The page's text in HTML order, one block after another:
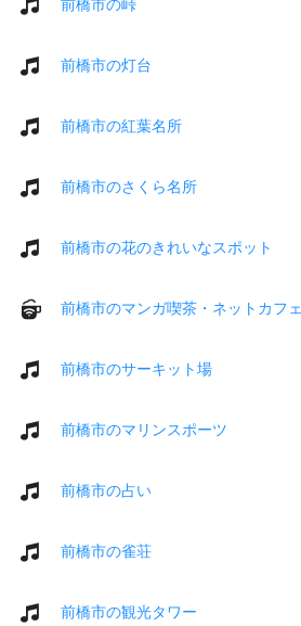
前橋市の峠
前橋市の灯台
前橋市の紅葉名所
前橋市のさくら名所
前橋市の花のきれいなスポット
前橋市のマンガ喫茶・ネットカフェ
前橋市のサーキット場
前橋市のマリンスポーツ
前橋市の占い
前橋市の雀荘
前橋市の観光タワー